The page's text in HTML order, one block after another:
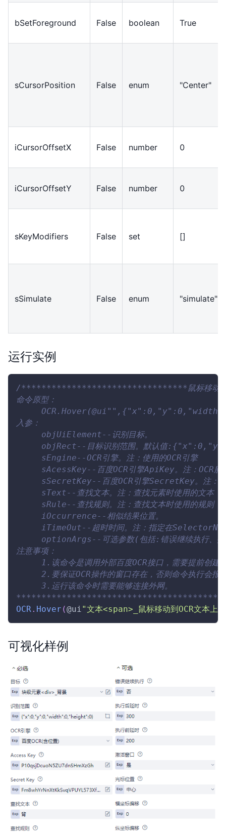
bSetForeground False boolean True
sCursorPosition False enum "Center"
iCursorOffsetX False number 0
iCursorOffsetY False number 0
sKeyModifiers False set []
sSimulate False enum "simulate"
运行实例
/*********************************鼠标移动
命令原型：
入参：
     objUiElement--识别目标。
objRect--目标识别范围。默认值
     sEngine--OCR引擎。注：使用的OCR引擎
sAcessKey--百度OCR引擎ApiKey。注：OCR服
sSecretKey--百度OCR引擎SecretKey。注：
     sText--查找文本。注：查找元素时使用的文本
     sRule--查找规则。注：查找文本时使用的规则
     iOccurrence--相似结果位置。
iTimeOut--超时时间。注：指定在
optionArgs--可选参数(包括:错误继续执行、执
注意事项：
1.该命令是调用外部百度OCR接口，需要提前创
2.要保证OCR操作的窗口存在，否则命令执行会报
     3.运行该命令时需要能够连接外网。
OCR . Hover (@ui "文本<span>_鼠标移动到OCR文本上"
可视化样例